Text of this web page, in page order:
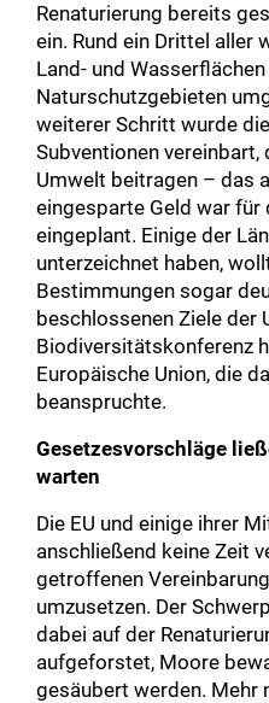
Renaturierung bereits
ein. Rund ein Drittel aller
Land- und
Naturschutzgebieten
weiterer Schritt wurde
Subventionen
Umwelt beitragen – das
eingesparte Geld war für
eingeplant. Einige der
unterzeichnet haben,
Bestimmungen sogar
beschlossenen Ziele der
Biodiversitätskonferenz
Europäische Union, die
beanspruchte.
Gesetzesvorschläge
warten
Die EU und einige ihrer
anschließend keine Zeit
getroffenen
umzusetzen. Der
dabei auf der
aufgeforstet, Moore
gesäubert werden. Mehr